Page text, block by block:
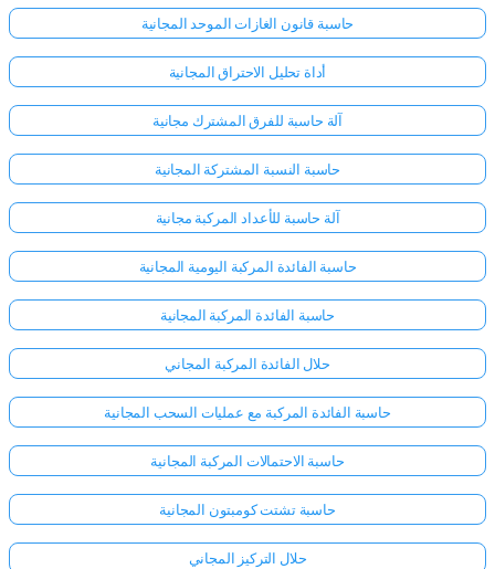
حاسبة قانون الغازات الموحد المجانية
أداة تحليل الاحتراق المجانية
آلة حاسبة للفرق المشترك مجانية
حاسبة النسبة المشتركة المجانية
آلة حاسبة للأعداد المركبة مجانية
حاسبة الفائدة المركبة اليومية المجانية
حاسبة الفائدة المركبة المجانية
حلال الفائدة المركبة المجاني
حاسبة الفائدة المركبة مع عمليات السحب المجانية
حاسبة الاحتمالات المركبة المجانية
حاسبة تشتت كومبتون المجانية
حلال التركيز المجاني